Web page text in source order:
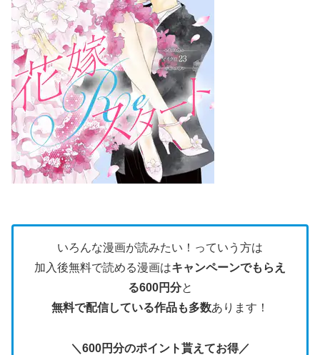
いろんな漫画が読みたい！っていう方は
加入後無料で読める漫画はキャンペーンでもらえ
る600円分と
無料で配信している作品も多数あります！
＼600円分のポイント貰えてお得／